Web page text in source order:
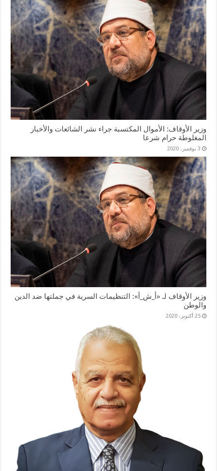
وزير الأوقاف: الأموال المكتسبة جراء نشر الشائعات والأخبار
المغلوطة حرام شرعا
3 نوفمبر، 2020
وزير الأوقاف لـ «أ_ش_أ»: التنظيمات السرية في جملتها ضد الدين
والوطن
25 أكتوبر، 2020